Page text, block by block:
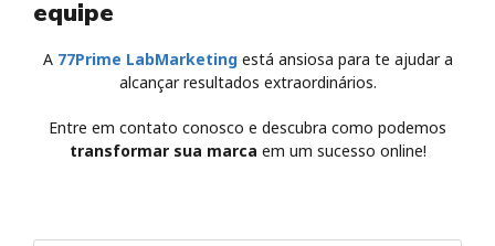
equipe
A 77Prime LabMarketingestá ansiosa para te ajudar a
alcançar resultados extraordinários.
Entre em contato conosco e descubra como podemos
transformar sua marca em um sucesso online!